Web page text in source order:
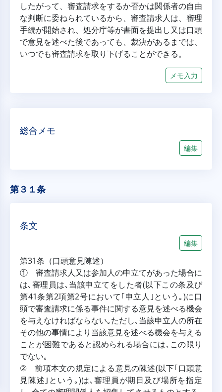
したがって、審査請求をするか否かは関係者の自由
な判断に委ねられているから、審査請求人は、審理
手続が開始され、処分庁等が書面を提出し又は口頭
で意見を述べた後であっても、裁決があるまでは、
いつでも審査請求を取り下げることができる。
メモ入力
総合メモ
編集
第３１条
条文
編集
第31条（口頭意見陳述）
① 審査請求人又は参加人の申立てがあった場合に
は､審理員は､当該申立てをした者(以下この条及び
第41条第2項第2号において｢申立人｣という｡)に口
頭で審査請求に係る事件に関する意見を述べる機会
を与えなければならない｡ただし､当該申立人の所在
その他の事情により当該意見を述べる機会を与える
ことが困難であると認められる場合には､この限り
でない｡
② 前項本文の規定による意見の陳述(以下｢口頭意
見陳述｣という｡)は､審理員が期日及び場所を指定